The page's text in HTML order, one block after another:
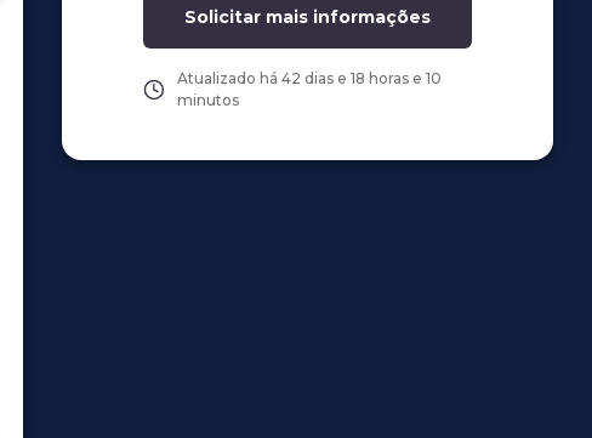
Solicitar mais informações
Atualizado há 42 dias e 18 horas e 10
minutos